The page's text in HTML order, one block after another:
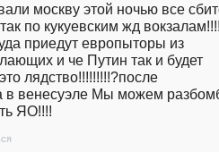
москву этой ночью все
по кукуевским жд
приедут европыторы из
и че Путин так и будет
лядство!!!!!!!!!?после
в венесуэле Мы можем
ЯО!!!!